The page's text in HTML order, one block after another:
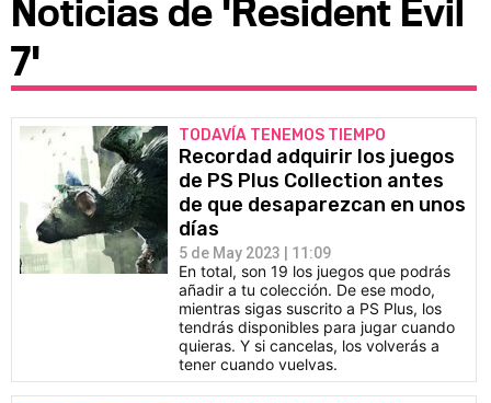
Noticias de 'Resident Evil
7'
TODAVÍA TENEMOS TIEMPO
Recordad adquirir los juegos
de PS Plus Collection antes
de que desaparezcan en unos
días
5 de May 2023 | 11:09
En total, son 19 los juegos que podrás
añadir a tu colección. De ese modo,
mientras sigas suscrito a PS Plus, los
tendrás disponibles para jugar cuando
quieras. Y si cancelas, los volverás a
tener cuando vuelvas.